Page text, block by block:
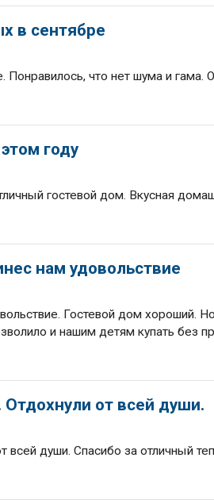
в сентябре
что нет шума и гама.
году
гостевой дом. Вкусная
нам удовольствие
Гостевой дом хороший.
и нашим детям купать без
от всей души.
всей души. Спасибо за отличный